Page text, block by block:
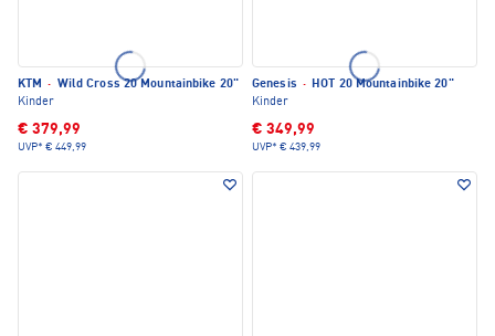
KTM · Wild Cross 20 Mountainbike 20"
Kinder
€ 379,99
UVP* € 449,99
Genesis · HOT 20 Mountainbike 20"
Kinder
€ 349,99
UVP* € 439,99